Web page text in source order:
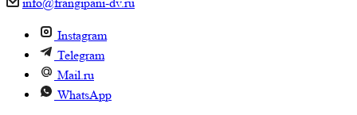
Instagram
Telegram
Mail.ru
WhatsApp